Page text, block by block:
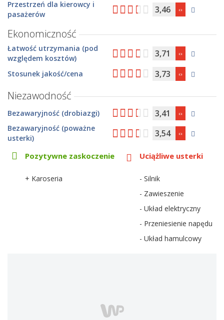
Przestrzeń dla kierowcy i
pasażerów
3,46
Ekonomiczność
Łatwość utrzymania (pod
względem kosztów)
3,71
Stosunek jakość/cena 3,73
Niezawodność
Bezawaryjność (drobiazgi) 3,41
Bezawaryjność (poważne
usterki)
3,54
Pozytywne zaskoczenie
+ Karoseria
Uciążliwe usterki
- Silnik
- Zawieszenie
- Układ elektryczny
- Przeniesienie napędu
- Układ hamulcowy